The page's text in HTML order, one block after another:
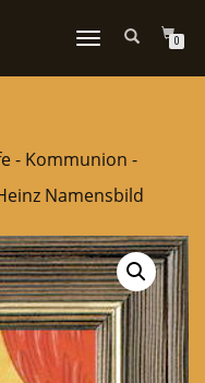
NAVIGATION
0
- Kommunion -
Namensbild